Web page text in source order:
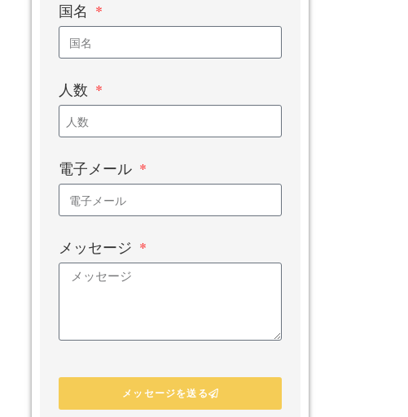
国名
人数
電子メール
メッセージ
メッセージを送る